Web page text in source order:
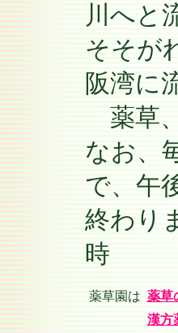
川へと
そそが
阪湾に
薬草
なお、
で、午
終わり
薬草園は 薬草
漢方